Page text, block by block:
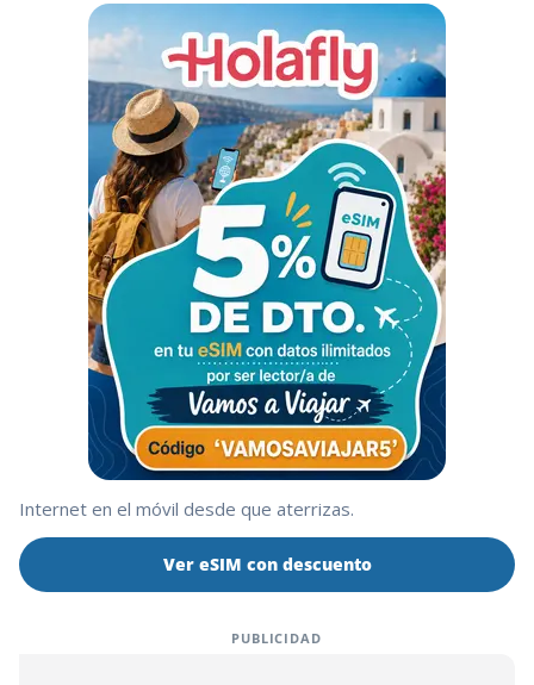
Internet en el móvil desde que aterrizas.
Ver eSIM con descuento
PUBLICIDAD